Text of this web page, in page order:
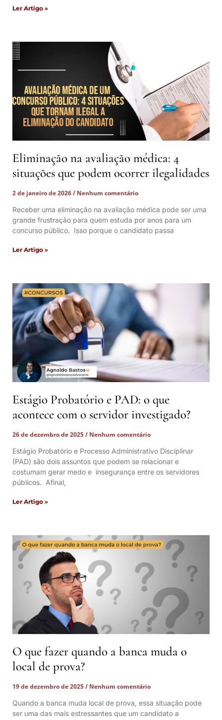
Ler Artigo »
Eliminação na avaliação médica: 4
situações que podem ocorrer ilegalidades
2 de janeiro de 2026
Nenhum comentário
Receber uma eliminação na avaliação médica pode ser uma
grande frustração para quem estuda por anos para um
concurso público. Isso porque o candidato passa
Ler Artigo »
Estágio Probatório e PAD: o que
acontece com o servidor investigado?
26 de dezembro de 2025
Nenhum comentário
Estágio Probatório e Processo Administrativo Disciplinar
(PAD) são dois assuntos que podem se relacionar e
costumam gerar medo e insegurança entre os servidores
públicos. Afinal,
Ler Artigo »
O que fazer quando a banca muda o
local de prova?
19 de dezembro de 2025
Nenhum comentário
Quando a banca muda local de prova, essa situação pode
ser uma das mais estressantes que um candidato a